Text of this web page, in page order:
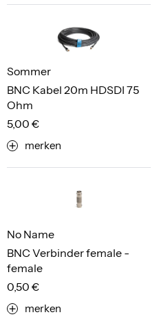
BNC Kabel 20m HDSDI 75
Ohm
Sommer
5,00 €
merken
BNC Verbinder female -
female
No Name
0,50 €
merken